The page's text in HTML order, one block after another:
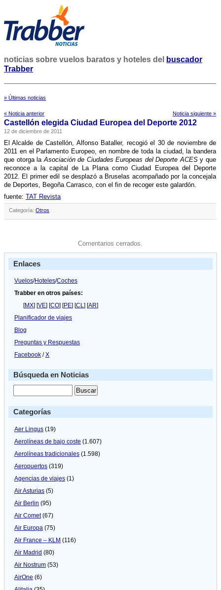
noticias sobre vuelos baratos y hoteles del
buscador
Trabber
» Últimas noticias
« Noticia anterior Noticia siguiente »
Castellón elegida Ciudad Europea del Deporte 2012
12 de diciembre de 2011
El Alcalde de Castellón, Alfonso Bataller, recogió el 30 de noviembre de
2011 en el Parlamento Europeo, en nombre de toda la ciudad, la bandera
que otorga laAsociación de Ciudades Europeas del Deporte ACESy que
reconoce a la capital de La Plana como Ciudad Europea del Deporte
2012. El primer edil se desplazó a Bruselas acompañado por la concejala
de Deportes, Begoña Carrasco, con el fin de recoger este galardón.
fuente: TAT Revista
Categoría: Otros
Comentarios cerrados.
Enlaces
Vuelos/Hoteles/Coches
Trabber en otros países:
[MX] [VE] [CO] [PE] [CL] [AR]
Planificador de viajes
Blog
Preguntas y Respuestas
Facebook /X
Búsqueda en Noticias
Categorías
Aer Lingus (19)
Aerolíneas de bajo coste (1.607)
Aerolíneas tradicionales (1.598)
Aeropuertos (319)
Agencias de viajes (1)
Air Asturias (5)
Air Berlin (95)
Air Comet(67)
Air Europa (75)
Air France – KLM (116)
Air Madrid (80)
Air Nostrum (53)
AirOne (6)